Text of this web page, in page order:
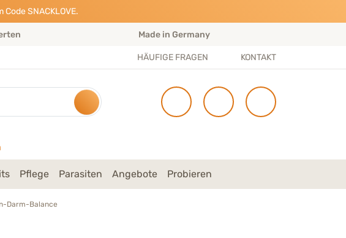
SNACKLOVE.
Made in Germany
HÄUFIGE FRAGEN KONTAKT
Pflege Parasiten Angebote Probieren
Darm-Balance